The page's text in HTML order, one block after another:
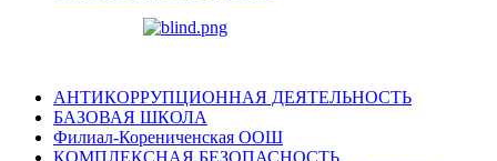
АНТИКОРРУПЦИОННАЯ ДЕЯТЕЛЬНОСТЬ
БАЗОВАЯ ШКОЛА
Филиал-Корениченская ООШ
КОМПЛЕКСНАЯ БЕЗОПАСНОСТЬ